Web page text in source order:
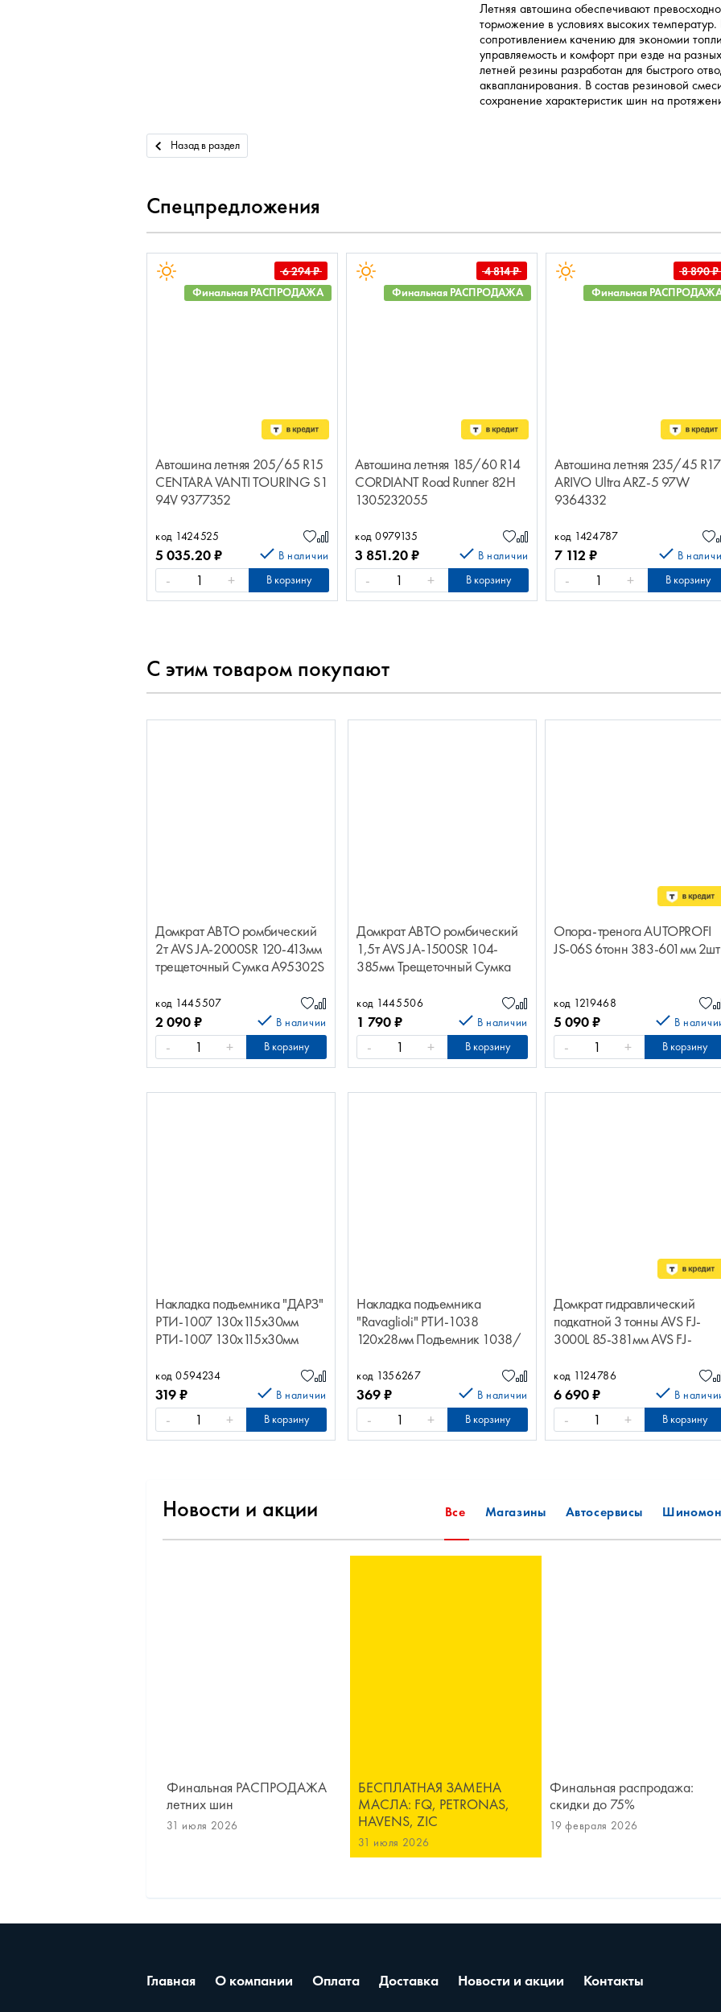
Летняя автошина обеспечивают
торможение в условиях высоких
сопротивлением качению для экономии
управляемость и комфорт при езде на
летней резины разработан для быстрого
аквапланирования. В состав резиновой
сохранение характеристик шин на
Назад в раздел
Спецпредложения
Финальная РАСПРОДАЖА
6 294₽
Автошина летняя 205/65 R15
CENTARA VANTI TOURING S1
94V 9377352
код 1424525
5 035.20₽ В наличии
- + В корзину
Финальная РАСПРОДАЖА
4 814₽
Автошина летняя 185/60 R14
CORDIANT Road Runner 82Н
1305232055
код 0979135
3 851.20₽ В наличии
- + В корзину
Финальная
8 890₽
Автошина летняя 235/45 R17
ARIVO Ultra ARZ-5 97W
9364332
код 1424787
7 112 ₽ В
- + В корзину
С этим товаром покупают
Домкрат АВТО ромбический
2т AVS JA-2000SR 120-413мм
трещеточный Сумка A95302S
код 1445507
2 090₽ В наличии
- + В корзину
Домкрат АВТО ромбический
1,5т AVS JA-1500SR 104-
385мм Трещеточный Сумка
код 1445506
1 790₽ В наличии
- + В корзину
Опора-тренога AUTOPROFI
JS-06S 6тонн 383-601мм 2шт
код 1219468
5 090₽ В
- + В корзину
Накладка подъемника "ДАРЗ"
РТИ-1007 130х115х30мм
РТИ-1007 130х115х30мм
код 0594234
319₽ В наличии
- + В корзину
Накладка подъемника
"Ravaglioli" РТИ-1038
120х28мм Подъемник 1038/
код 1356267
369₽ В наличии
- + В корзину
Домкрат гидравлический
подкатной 3 тонны AVS FJ-
3000L 85-381мм AVS FJ-
A07442S
код 1124786
6 690₽ В
- + В корзину
Новости и акции Все Магазины Автосервисы
Финальная РАСПРОДАЖА
летних шин
31 июля 2026
БЕСПЛАТНАЯ ЗАМЕНА
МАСЛА: FQ, PETRONAS,
HAVENS, ZIC
31 июля 2026
Финальная распродажа:
скидки до 75%
19 февраля 2026
Главная О компании Оплата Доставка Новости и акции Контакты